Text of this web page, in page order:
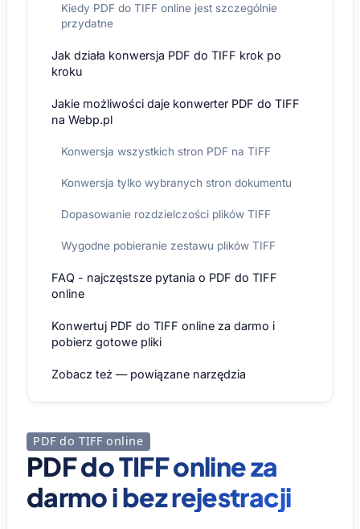
Kiedy PDF do TIFF online jest szczególnie
przydatne
Jak działa konwersja PDF do TIFF krok po
kroku
Jakie możliwości daje konwerter PDF do TIFF
na Webp.pl
Konwersja wszystkich stron PDF na TIFF
Konwersja tylko wybranych stron dokumentu
Dopasowanie rozdzielczości plików TIFF
Wygodne pobieranie zestawu plików TIFF
FAQ - najczęstsze pytania o PDF do TIFF
online
Konwertuj PDF do TIFF online za darmo i
pobierz gotowe pliki
Zobacz też — powiązane narzędzia
PDF do TIFF online
PDF do TIFF online za
darmo i bez rejestracji